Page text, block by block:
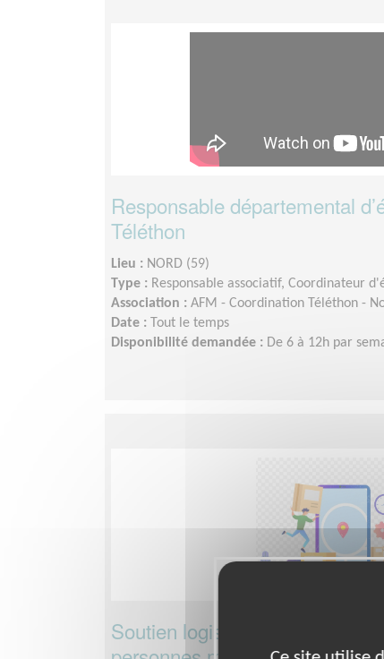
Responsable départemental
Téléthon
Lieu : NORD (59)
Type : Responsable associatif, Coordinateur
Association : AFM - Coordination Téléthon -
Date :
Tout le temps
Disponibilité demandée : De 6 à 12h par
Soutien logistique pour l'accès